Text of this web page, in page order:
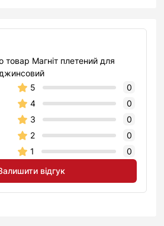
товар Магніт плетений для
5
0
4
0
3
0
2
0
1
0
відгук